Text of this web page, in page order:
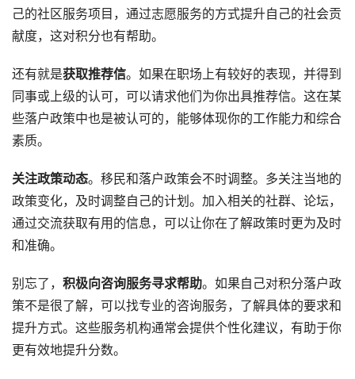
己的社区服务项目，通过志愿服务的方式提升自己的社会贡
献度，这对积分也有帮助。
还有就是获取推荐信。如果在职场上有较好的表现，并得到
同事或上级的认可，可以请求他们为你出具推荐信。这在某
些落户政策中也是被认可的，能够体现你的工作能力和综合
素质。
关注政策动态。移民和落户政策会不时调整。多关注当地的
政策变化，及时调整自己的计划。加入相关的社群、论坛，
通过交流获取有用的信息，可以让你在了解政策时更为及时
和准确。
别忘了， 积极向咨询服务寻求帮助。如果自己对积分落户政
策不是很了解，可以找专业的咨询服务，了解具体的要求和
提升方式。这些服务机构通常会提供个性化建议，有助于你
更有效地提升分数。